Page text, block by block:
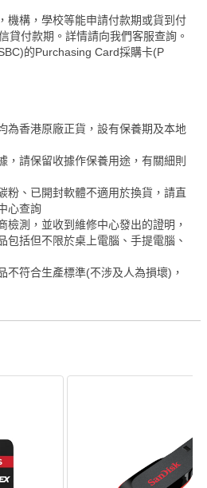
機構，學校等能申請付款期或貨到付
貸付款期。詳情請向我們客服查詢。
的Purchasing Card採購卡(P
為香港原廠正貨，設有保養期及本地
，請保留收據作保養用途，有關細則
粉、已開封軟體不適用於換貨，請直
心查詢
檢測，並收到維修中心發出的證明，
包括但不限於桌上電腦、手提電腦、
不符合生產標準(不涉及人為損壞)，